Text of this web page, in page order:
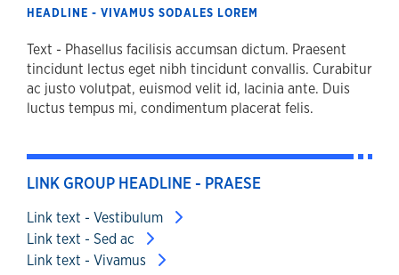
HEADLINE - VIVAMUS SODALES LOREM
Text - Phasellus facilisis accumsan dictum. Praesent
tincidunt lectus eget nibh tincidunt convallis. Curabitur
ac justo volutpat, euismod velit id, lacinia ante. Duis
luctus tempus mi, condimentum placerat felis.
LINK GROUP HEADLINE - PRAESE
Link text - Vestibulum
Link text - Sed ac
Link text - Vivamus